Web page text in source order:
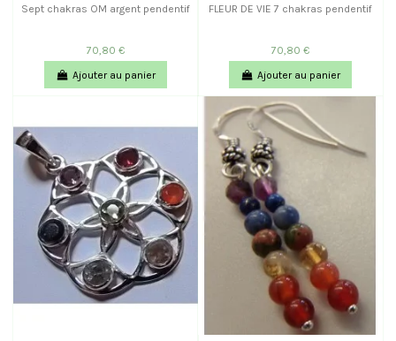
Sept chakras OM argent pendentif
70,80 €
Ajouter au panier
FLEUR DE VIE 7 chakras pendentif
70,80 €
Ajouter au panier